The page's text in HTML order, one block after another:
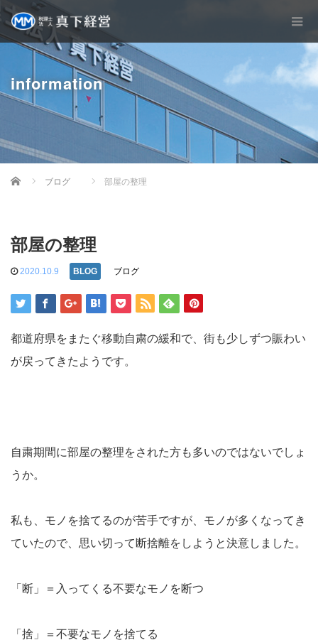
information
Home ブログ 部屋の整理
部屋の整理
2020.10.9 ブログ
都道府県をまたぐ移動自粛の緩和で、街も少しずつ賑わい
が戻ってきたようです。
自粛期間に部屋の整理をされた方も多いのではないでしょ
うか。
私も、モノを捨てるのが苦手ですが、モノが多くなってき
ていたので、思い切って断捨離をしようと決意しました。
「断」＝入ってくる不要なモノを断つ
「捨」＝不要なモノを捨てる